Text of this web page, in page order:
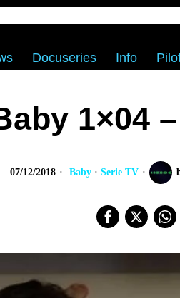
Docuseries Info
1×04
07/12/2018 Baby · Serie TV